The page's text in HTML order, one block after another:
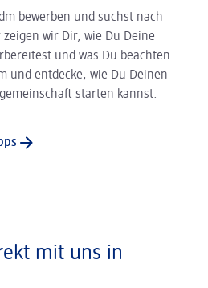
bewerben und suchst nach
wir Dir, wie Du Deine
und was Du beachten
und entdecke, wie Du Deinen
starten kannst.
mit uns in